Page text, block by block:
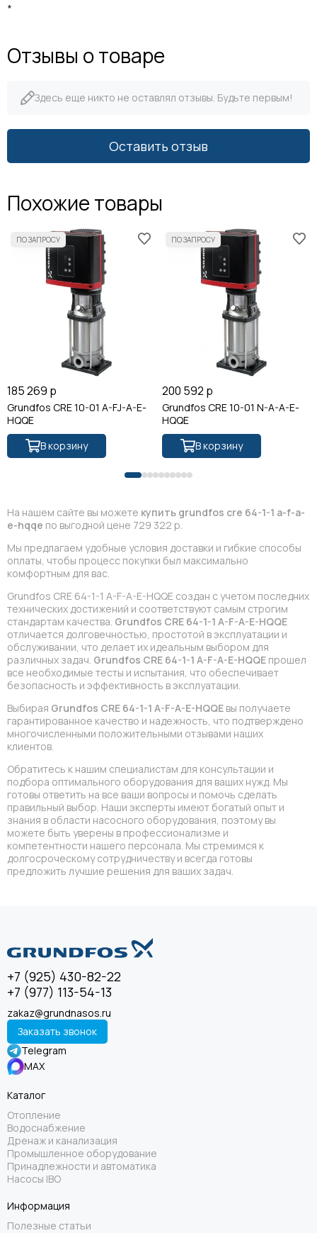
*
Отзывы о товаре
Здесь еще никто не оставлял отзывы. Будьте первым!
Оставить отзыв
Похожие товары
185 269 р
Grundfos CRE 10-01 A-FJ-A-E-
HQQE
В корзину
200 592 р
Grundfos CRE 10-01 N-A-A-E-
HQQE
В корзину
На нашем сайте вы можете купить grundfos cre 64-1-1 a-f-a-
e-hqqe по выгодной цене 729 322 р.
Мы предлагаем удобные условия доставки и гибкие способы
оплаты, чтобы процесс покупки был максимально
комфортным для вас.
Grundfos CRE 64-1-1 A-F-A-E-HQQE создан с учетом последних
технических достижений и соответствуют самым строгим
стандартам качества. Grundfos CRE 64-1-1 A-F-A-E-HQQE
отличается долговечностью, простотой в эксплуатации и
обслуживании, что делает их идеальным выбором для
различных задач. Grundfos CRE 64-1-1 A-F-A-E-HQQE прошел
все необходимые тесты и испытания, что обеспечивает
безопасность и эффективность в эксплуатации.
Выбирая Grundfos CRE 64-1-1 A-F-A-E-HQQE вы получаете
гарантированное качество и надежность, что подтверждено
многочисленными положительными отзывами наших
клиентов.
Обратитесь к нашим специалистам для консультации и
подбора оптимального оборудования для ваших нужд. Мы
готовы ответить на все ваши вопросы и помочь сделать
правильный выбор. Наши эксперты имеют богатый опыт и
знания в области насосного оборудования, поэтому вы
можете быть уверены в профессионализме и
компетентности нашего персонала. Мы стремимся к
долгосроческому сотрудничеству и всегда готовы
предложить лучшие решения для ваших задач.
+7 (925) 430-82-22
+7 (977) 113-54-13
zakaz@grundnasos.ru
Заказать звонок
Telegram
MAX
Каталог
Отопление
Водоснабжение
Дренаж и канализация
Промышленное оборудование
Принадлежности и автоматика
Насосы IBO
Информация
Полезные статьи